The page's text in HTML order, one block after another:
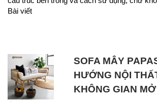
Bài viết
SOFA MÂY
HƯỚNG NỘI
KHÔNG GIAN MỞ